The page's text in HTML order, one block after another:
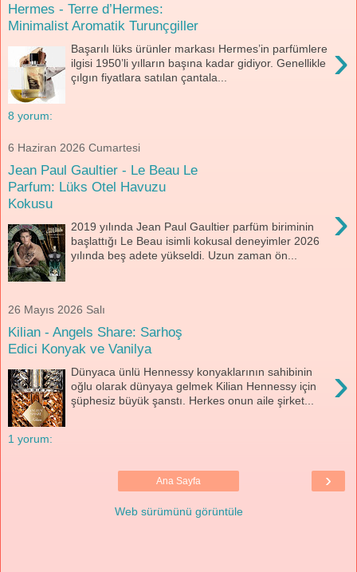
Hermes - Terre d’Hermes:
Minimalist Aromatik Turunçgiller
›
Başarılı lüks ürünler markası Hermes’in parfümlere
ilgisi 1950’li yılların başına kadar gidiyor. Genellikle
çılgın fiyatlara satılan çantala...
8 yorum:
6 Haziran 2026 Cumartesi
Jean Paul Gaultier - Le Beau Le
Parfum: Lüks Otel Havuzu
Kokusu
›
2019 yılında Jean Paul Gaultier parfüm biriminin
başlattığı Le Beau isimli kokusal deneyimler 2026
yılında beş adete yükseldi. Uzun zaman ön...
26 Mayıs 2026 Salı
Kilian - Angels Share: Sarhoş
Edici Konyak ve Vanilya
›
Dünyaca ünlü Hennessy konyaklarının sahibinin
oğlu olarak dünyaya gelmek Kilian Hennessy için
şüphesiz büyük şanstı. Herkes onun aile şirket...
1 yorum:
›
Ana Sayfa
Web sürümünü görüntüle